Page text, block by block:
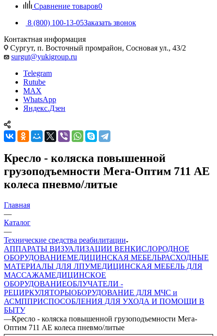
Сравнение товаров0
8 (800) 100-13-05Заказать звонок
Контактная информация
Сургут, п. Восточный промрайон, Сосновая ул., 43/2
surgut@yukigroup.ru
Telegram
Rutube
MAX
WhatsApp
Яндекс.Дзен
Кресло - коляска повышенной
грузоподъемности Мега-Оптим 711 АЕ
колеса пневмо/литые
Главная
—
Каталог
—
Технические средства реабилитации
АППАРАТЫ ВИЗУАЛИЗАЦИИ ВЕНКИСЛОРОДНОЕ
ОБОРУДОВАНИЕМЕДИЦИНСКАЯ МЕБЕЛЬРАСХОДНЫЕ
МАТЕРИАЛЫ ДЛЯ ЛПУМЕДИЦИНСКАЯ МЕБЕЛЬ ДЛЯ
МАССАЖАМЕДИЦИНСКОЕ
ОБОРУДОВАНИЕОБЛУЧАТЕЛИ -
РЕЦИРКУЛЯТОРЫОБОРУДОВАНИЕ ДЛЯ МЧС и
АСМППРИСПОСОБЛЕНИЯ ДЛЯ УХОДА И ПОМОЩИ В
БЫТУ
—Кресло - коляска повышенной грузоподъемности Мега-
Оптим 711 АЕ колеса пневмо/литые